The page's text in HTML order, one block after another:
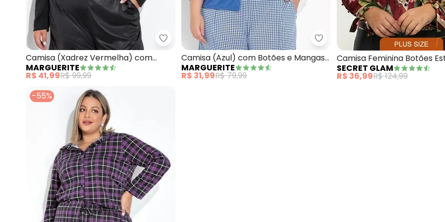
Marguerite - Camisa (Xadrez Vermelha) com Botões Plus Size
Camisa (Xadrez Vermelha) com
Botões Plus Size
MARGUERITE
R$ 41,99R$ 99,99
Marguerite - Camisa (Azul) com
Camisa (Azul) com Botões e Mangas
Longas Plus Size
MARGUERITE
R$ 31,99R$ 79,99
Camisa Feminina Botões
Floral (Rosa)
SECRET GLAM
R$ 36,99R$ 124,99
-55%